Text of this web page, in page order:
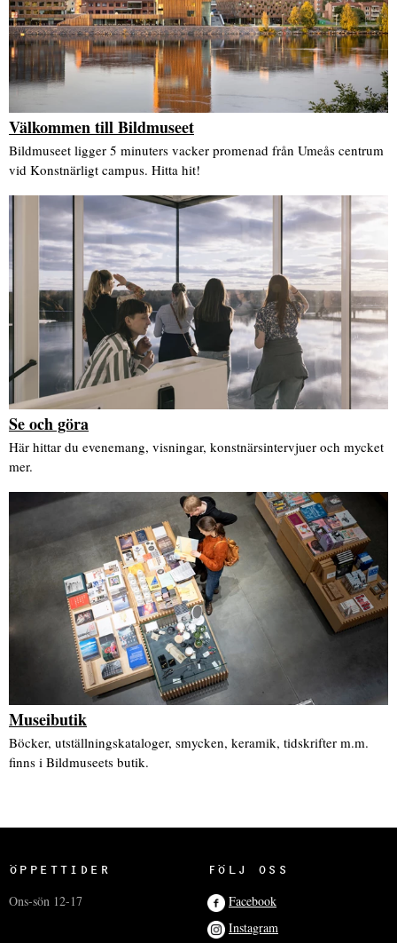
Välkommen till Bildmuseet
Bildmuseet ligger 5 minuters vacker promenad från Umeås centrum
vid Konstnärligt campus. Hitta hit!
Se och göra
Här hittar du evenemang, visningar, konstnärsintervjuer och mycket
mer.
Museibutik
Böcker, utställningskataloger, smycken, keramik, tidskrifter m.m.
finns i Bildmuseets butik.
ÖPPETTIDER
Ons-sön 12-17
FÖLJ OSS
Facebook
Instagram